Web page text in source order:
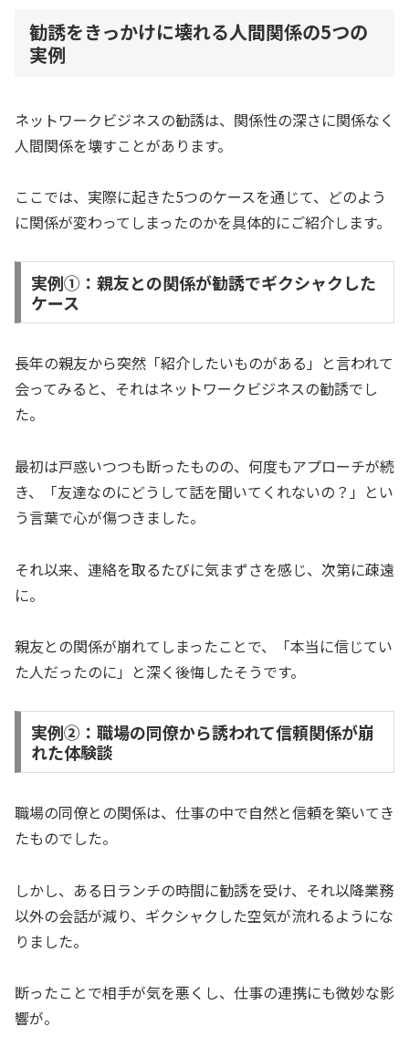
勧誘をきっかけに壊れる人間関係の5つの
実例
ネットワークビジネスの勧誘は、関係性の深さに関係なく
人間関係を壊すことがあります。
ここでは、実際に起きた5つのケースを通じて、どのよう
に関係が変わってしまったのかを具体的にご紹介します。
実例①：親友との関係が勧誘でギクシャクした
ケース
長年の親友から突然「紹介したいものがある」と言われて
会ってみると、それはネットワークビジネスの勧誘でし
た。
最初は戸惑いつつも断ったものの、何度もアプローチが続
き、「友達なのにどうして話を聞いてくれないの？」とい
う言葉で心が傷つきました。
それ以来、連絡を取るたびに気まずさを感じ、次第に疎遠
に。
親友との関係が崩れてしまったことで、「本当に信じてい
た人だったのに」と深く後悔したそうです。
実例②：職場の同僚から誘われて信頼関係が崩
れた体験談
職場の同僚との関係は、仕事の中で自然と信頼を築いてき
たものでした。
しかし、ある日ランチの時間に勧誘を受け、それ以降業務
以外の会話が減り、ギクシャクした空気が流れるようにな
りました。
断ったことで相手が気を悪くし、仕事の連携にも微妙な影
響が。